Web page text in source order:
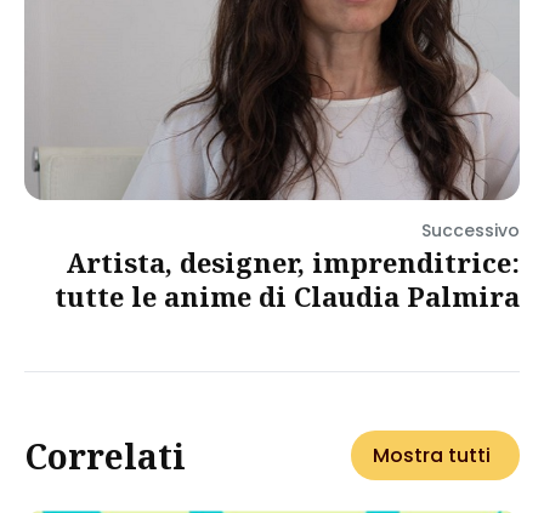
Successivo
Artista, designer, imprenditrice:
tutte le anime di Claudia Palmira
Correlati Mostra tutti